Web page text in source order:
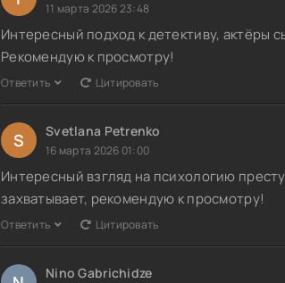
11 марта 2026 23:48
Интересный подход к детективу, актёры
Рекомендую к просмотру!
Ответить Цитировать
S Svetlana Petrenko
16 марта 2026 01:00
Интересный взгляд на психологию
захватывает, рекомендую к просмотру!
Ответить Цитировать
Nino Gabrichidze